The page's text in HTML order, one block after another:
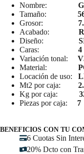
Nombre:
Tamaño:
Grosor:
Acabado:
Diseño:
Caras: 4
Variación tonal:
Material:
Locación de uso:
Mt2 por caja:
Kg por caja:
Piezas por caja: 7
BENEFICIOS CON TU
6 Cuotas Sin
20% Dcto con